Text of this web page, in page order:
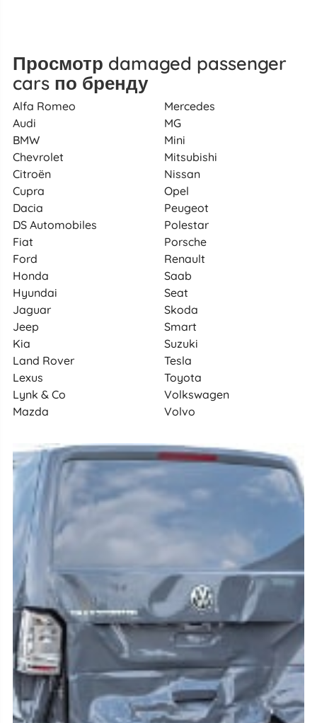
Просмотр damaged passenger
cars по бренду
Alfa Romeo
Audi
BMW
Chevrolet
Citroën
Cupra
Dacia
DS Automobiles
Fiat
Ford
Honda
Hyundai
Jaguar
Jeep
Kia
Land Rover
Lexus
Lynk & Co
Mazda
Mercedes
MG
Mini
Mitsubishi
Nissan
Opel
Peugeot
Polestar
Porsche
Renault
Saab
Seat
Skoda
Smart
Suzuki
Tesla
Toyota
Volkswagen
Volvo